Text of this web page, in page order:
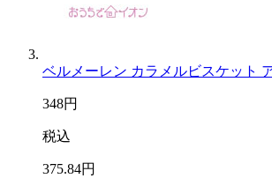
ベルメーレン カラメルビスケット
348円
税込
375.84円